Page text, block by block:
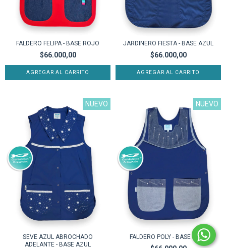
FALDERO FELIPA - BASE ROJO
$66.000,00
AGREGAR AL CARRITO
JARDINERO FIESTA - BASE AZUL
$66.000,00
AGREGAR AL CARRITO
NUEVO
SEVE AZUL ABROCHADO
ADELANTE - BASE AZUL
NUEVO
FALDERO POLY - BASE AZUL